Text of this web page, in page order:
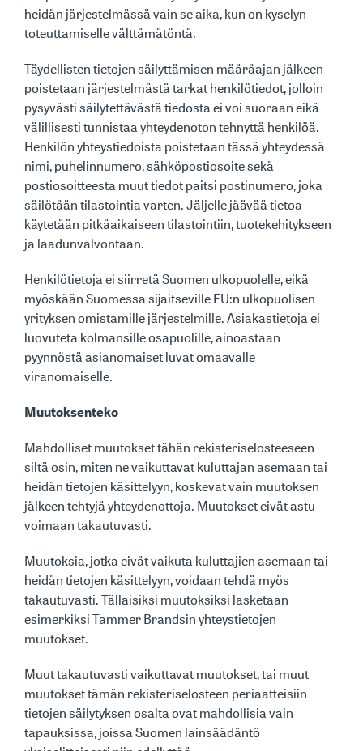
heidän järjestelmässä vain se aika, kun on kyselyn
toteuttamiselle välttämätöntä.
Täydellisten tietojen säilyttämisen määräajan jälkeen
poistetaan järjestelmästä tarkat henkilötiedot, jolloin
pysyvästi säilytettävästä tiedosta ei voi suoraan eikä
välillisesti tunnistaa yhteydenoton tehnyttä henkilöä.
Henkilön yhteystiedoista poistetaan tässä yhteydessä
nimi, puhelinnumero, sähköpostiosoite sekä
postiosoitteesta muut tiedot paitsi postinumero, joka
säilötään tilastointia varten. Jäljelle jäävää tietoa
käytetään pitkäaikaiseen tilastointiin, tuotekehitykseen
ja laadunvalvontaan.
Henkilötietoja ei siirretä Suomen ulkopuolelle, eikä
myöskään Suomessa sijaitseville EU:n ulkopuolisen
yrityksen omistamille järjestelmille. Asiakastietoja ei
luovuteta kolmansille osapuolille, ainoastaan
pyynnöstä asianomaiset luvat omaavalle
viranomaiselle.
Muutoksenteko
Mahdolliset muutokset tähän rekisteriselosteeseen
siltä osin, miten ne vaikuttavat kuluttajan asemaan tai
heidän tietojen käsittelyyn, koskevat vain muutoksen
jälkeen tehtyjä yhteydenottoja. Muutokset eivät astu
voimaan takautuvasti.
Muutoksia, jotka eivät vaikuta kuluttajien asemaan tai
heidän tietojen käsittelyyn, voidaan tehdä myös
takautuvasti. Tällaisiksi muutoksiksi lasketaan
esimerkiksi Tammer Brandsin yhteystietojen
muutokset.
Muut takautuvasti vaikuttavat muutokset, tai muut
muutokset tämän rekisteriselosteen periaatteisiin
tietojen säilytyksen osalta ovat mahdollisia vain
tapauksissa, joissa Suomen lainsäädäntö